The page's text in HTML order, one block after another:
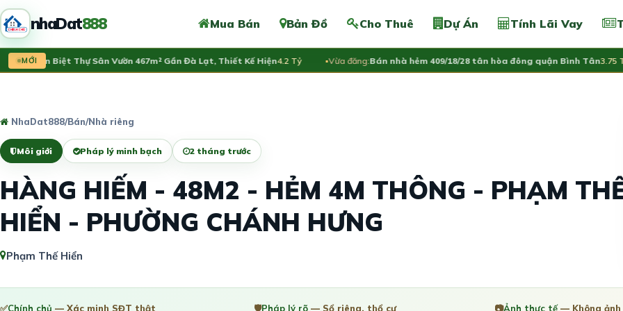
nhaDat888 Mua Bán Bản Đồ Cho Thuê Dự Án Tính Lãi Vay
MỚI
Bán Biệt Thự Sân Vườn 467m² Gần Đà Lạt, Thiết Kế Hiện 4.2 Tỷ Vừa đăng:Bán nhà hẻm 409/18/28 tân hòa đông quận Bình Tân3.75 Tỷ
NhaDat888/Bán/Nhà riêng
Môi giới Pháp lý minh bạch 2 tháng trước
HÀNG HIẾM - 48M2 - HẺM 4M THÔNG - PHẠM
HIỂN - PHƯỜNG CHÁNH HƯNG
Phạm Thế Hiển
✅Chính chủ — Xác minh SĐT thật 🛡️Pháp lý rõ — Sổ riêng, thổ cư 📷Ảnh thực tế— Không ảnh